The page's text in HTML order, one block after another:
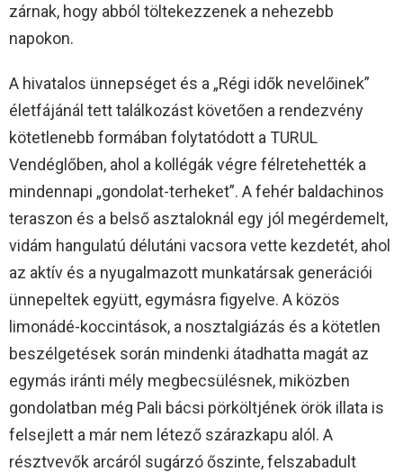
zárnak, hogy abból töltekezzenek a nehezebb
napokon.
A hivatalos ünnepséget és a „Régi idők nevelőinek”
életfájánál tett találkozást követően a rendezvény
kötetlenebb formában folytatódott a TURUL
Vendéglőben, ahol a kollégák végre félretehették a
mindennapi „gondolat-terheket”. A fehér baldachinos
teraszon és a belső asztaloknál egy jól megérdemelt,
vidám hangulatú délutáni vacsora vette kezdetét, ahol
az aktív és a nyugalmazott munkatársak generációi
ünnepeltek együtt, egymásra figyelve. A közös
limonádé-koccintások, a nosztalgiázás és a kötetlen
beszélgetések során mindenki átadhatta magát az
egymás iránti mély megbecsülésnek, miközben
gondolatban még Pali bácsi pörköltjének örök illata is
felsejlett a már nem létező szárazkapu alól. A
résztvevők arcáról sugárzó őszinte, felszabadult